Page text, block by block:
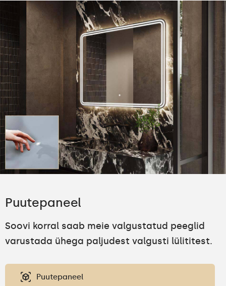
Puutepaneel
Soovi korral saab meie valgustatud peeglid
varustada ühega paljudest valgusti lülititest.
Puutepaneel